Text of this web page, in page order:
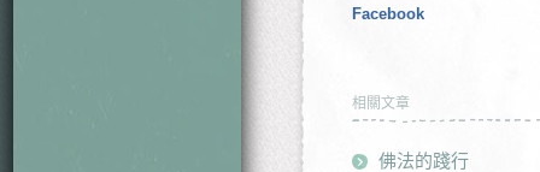
Facebook
相關文章
佛法的踐行